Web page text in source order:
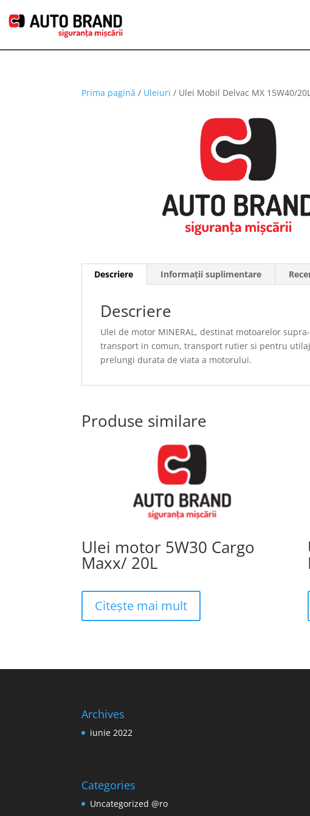
Prima pagină / Uleiuri / Ulei Mobil Delvac MX 15W40/
Descriere Informații suplimentare
Descriere
Ulei de motor MINERAL, destinat motoarelor
transport in comun, transport rutier si pentru
prelungi durata de viata a motorului.
Produse similare
Ulei motor 5W30 Cargo
Maxx/ 20L
Citește mai mult
Archives
iunie 2022
Categories
Uncategorized @ro